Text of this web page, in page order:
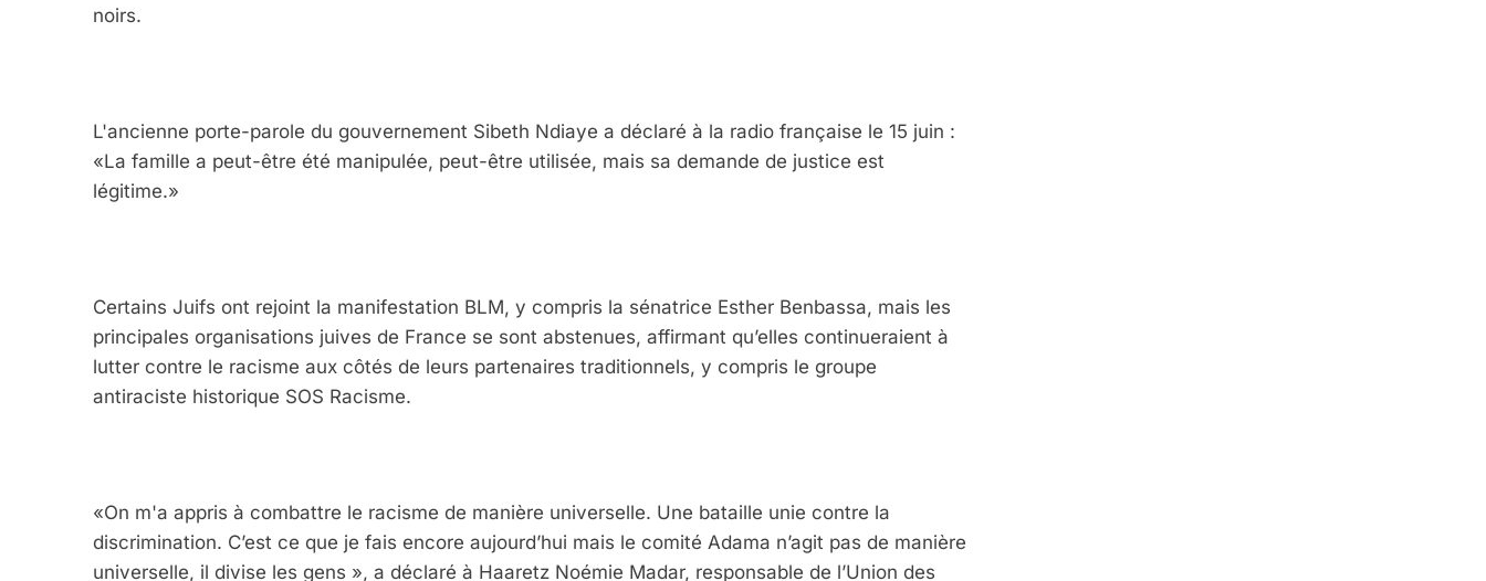
noirs.
L'ancienne porte-parole du gouvernement Sibeth Ndiaye a déclaré à la radio française le 15 juin :
«La famille a peut-être été manipulée, peut-être utilisée, mais sa demande de justice est
légitime.»
Certains Juifs ont rejoint la manifestation BLM, y compris la sénatrice Esther Benbassa, mais les
principales organisations juives de France se sont abstenues, affirmant qu’elles continueraient à
lutter contre le racisme aux côtés de leurs partenaires traditionnels, y compris le groupe
antiraciste historique SOS Racisme.
«On m'a appris à combattre le racisme de manière universelle. Une bataille unie contre la
discrimination. C’est ce que je fais encore aujourd’hui mais le comité Adama n’agit pas de manière
universelle, il divise les gens », a déclaré à Haaretz Noémie Madar, responsable de l’Union des